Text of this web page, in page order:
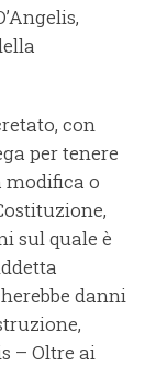
con
per tenere
modifica o
sul quale è
danni
– Oltre ai